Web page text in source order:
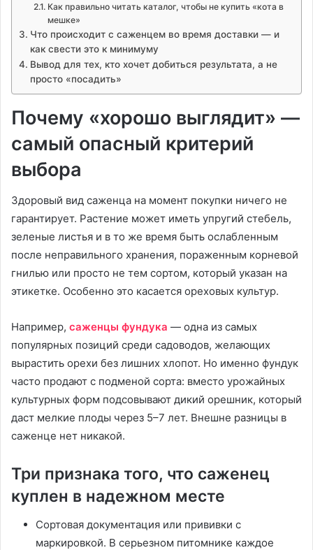
Как правильно читать каталог, чтобы не купить «кота в
мешке»
Что происходит с саженцем во время доставки — и
как свести это к минимуму
Вывод для тех, кто хочет добиться результата, а не
просто «посадить»
Почему «хорошо выглядит» —
самый опасный критерий
выбора
Здоровый вид саженца на момент покупки ничего не
гарантирует. Растение может иметь упругий стебель,
зеленые листья и в то же время быть ослабленным
после неправильного хранения, пораженным корневой
гнилью или просто не тем сортом, который указан на
этикетке. Особенно это касается ореховых культур.
Например, саженцы фундука — одна из самых
популярных позиций среди садоводов, желающих
вырастить орехи без лишних хлопот. Но именно фундук
часто продают с подменой сорта: вместо урожайных
культурных форм подсовывают дикий орешник, который
даст мелкие плоды через 5–7 лет. Внешне разницы в
саженце нет никакой.
Три признака того, что саженец
куплен в надежном месте
Сортовая документация или прививки с
маркировкой. В серьезном питомнике каждое